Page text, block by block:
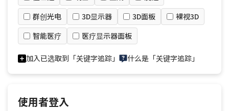
群创光电
3D显示器 3D面板
裸视3D
智能医疗
医疗显示器面板
加入已选取到「关键字追踪」 什么是「关键字追踪」
使用者登入